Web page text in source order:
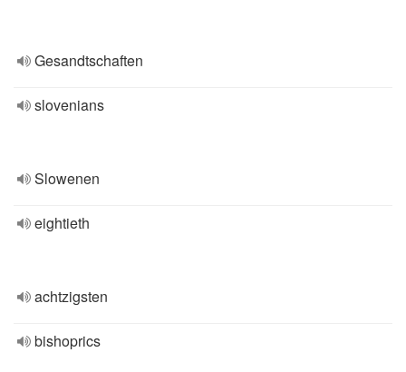
Gesandtschaften
slovenians
Slowenen
eightieth
achtzigsten
bishoprics